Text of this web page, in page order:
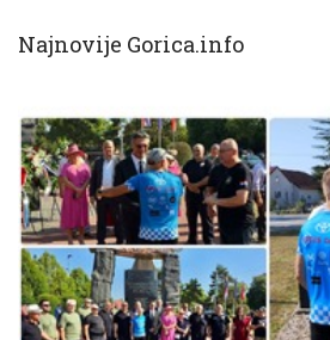
Najnovije Gorica.info